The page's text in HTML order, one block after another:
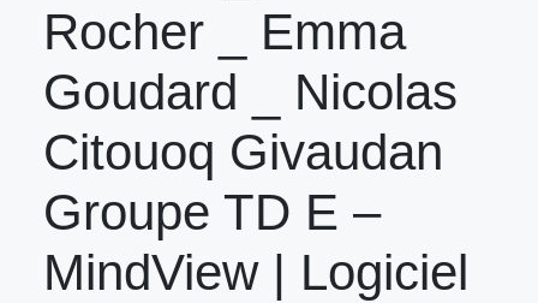
Rocher _ Emma
Goudard _ Nicolas
Citouoq Givaudan
Groupe TD E –
MindView | Logiciel